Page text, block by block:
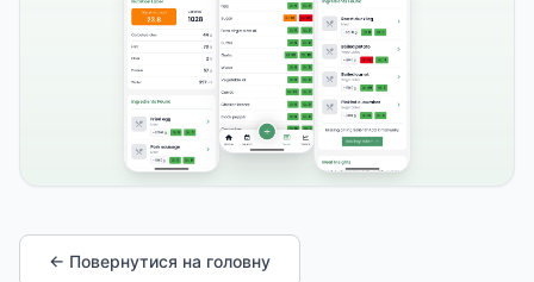
← Повернутися на головну